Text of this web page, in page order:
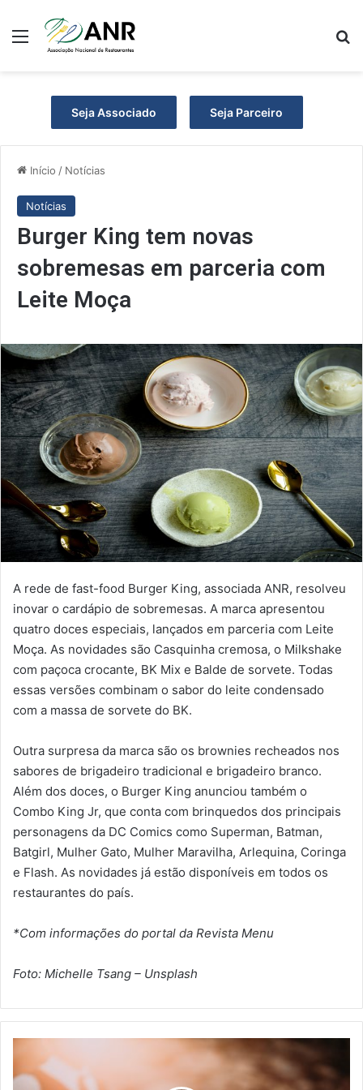
Menu
Seja Associado Seja Parceiro
Início / Notícias
Notícias
Burger King tem novas
sobremesas em parceria com
Leite Moça
A rede de fast-food Burger King, associada ANR, resolveu
inovar o cardápio de sobremesas. A marca apresentou
quatro doces especiais, lançados em parceria com Leite
Moça. As novidades são Casquinha cremosa, o Milkshake
com paçoca crocante, BK Mix e Balde de sorvete. Todas
essas versões combinam o sabor do leite condensado
com a massa de sorvete do BK.
Outra surpresa da marca são os brownies recheados nos
sabores de brigadeiro tradicional e brigadeiro branco.
Além dos doces, o Burger King anunciou também o
Combo King Jr, que conta com brinquedos dos principais
personagens da DC Comics como Superman, Batman,
Batgirl, Mulher Gato, Mulher Maravilha, Arlequina, Coringa
e Flash. As novidades já estão disponíveis em todos os
restaurantes do país.
*Com informações do portal da Revista Menu
Foto: Michelle Tsang – Unsplash
R